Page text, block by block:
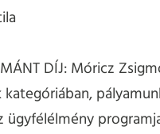
DÍJ: Móricz